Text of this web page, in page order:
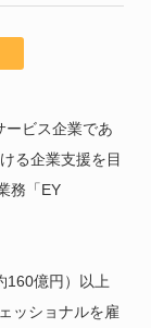
ービス企業であ
る企業支援を目
務「EY
160億円）以上
ッショナルを雇